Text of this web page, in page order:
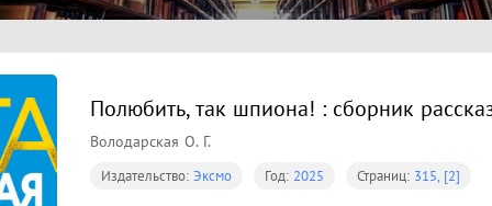
Полюбить, так шпиона! : сборник
Володарская О. Г.
Издательство: Эксмо Год: 2025 Страниц: 315, [2]